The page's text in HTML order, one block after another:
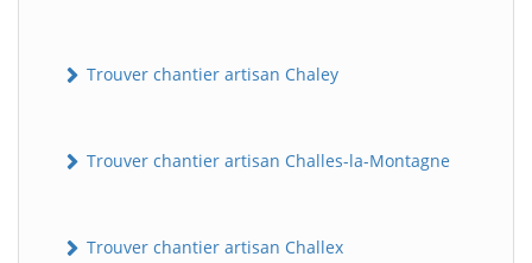
Trouver chantier artisan Chaley
Trouver chantier artisan Challes-la-Montagne
Trouver chantier artisan Challex